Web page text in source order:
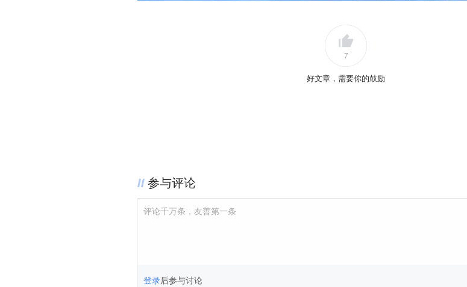
7
好文章，需要你的鼓励
参与评论
评论千万条，友善第一条
登录后参与讨论